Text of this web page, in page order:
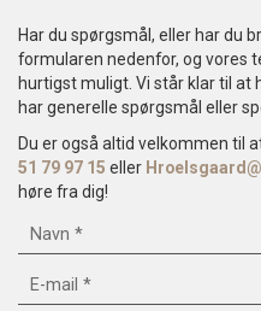
Har du spørgsmål, eller har du
formularen nedenfor, og vores
hurtigst muligt. Vi står klar til at
har generelle spørgsmål eller
Du er også altid velkommen til
51 79 97 15 eller
høre fra dig!